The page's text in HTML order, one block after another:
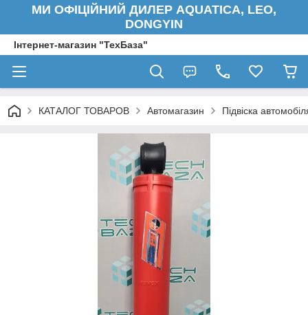
МИ ОФІЦІЙНИЙ ДИЛЕР AQUATICA, LEO,
DONGYIN
Інтернет-магазин "ТехБаза"
КАТАЛОГ ТОВАРОВ Автомагазин Підвіска